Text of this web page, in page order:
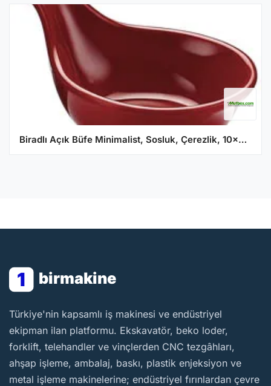
Biradlı Açık Büfe Minimalist, Sosluk, Çerezlik, 10x7x2,5 cm
1 birmakine
BirMakine
Türkiye'nin kapsamlı iş makinesi ve endüstriyel
ekipman ilan platformu. Ekskavatör, beko loder,
forklift, telehandler ve vinçlerden CNC tezgâhları,
ahşap işleme, ambalaj, baskı, plastik enjeksiyon ve
metal işleme makinelerine; endüstriyel fırınlardan çevre